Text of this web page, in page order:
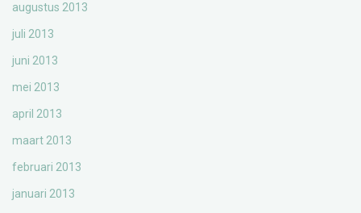
augustus 2013
juli 2013
juni 2013
mei 2013
april 2013
maart 2013
februari 2013
januari 2013